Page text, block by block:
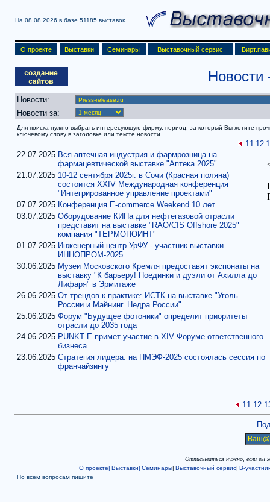
На 08.08.2026 в базе 51185 выставок
О проекте Выставки Семинары Выставочный сервис
Новости
Новости:
Новости за:
Для поиска нужно выбрать интересующую фирму, период, за который Вы хотите
ключевому слову в заголовке или тексте новости.
11 12
22.07.2025 Вся аптечная индустрия и фармрозница на
фармацевтической выставке "Аптека 2025"
21.07.2025 10-12 сентября 2025г. в Сочи (Красная поляна)
состоится XXIV Международная конференция
"Интегрированное управление проектами"
07.07.2025 Конференция Е-commerce Weekend 10 лет
03.07.2025 Оборудование КИПа для нефтегазовой отрасли
представит на выставке "RAO/CIS Offshore 2025"
компания "ТЕРМОПОИНТ"
01.07.2025 Инженерный центр УрФУ - участник выставки
ИННОПРОМ-2025
30.06.2025 Музеи Московского Кремля предоставят экспонаты на
выставку "К барьеру! Поединки и дуэли от Ахилла до
Лифаря" в Эрмитаже
26.06.2025 От трендов к практике: ИСТК на выставке "Уголь
России и Майнинг. Недра России"
25.06.2025 Форум "Будущее фотоники" определит приоритеты
отрасли до 2035 года
24.06.2025 PUNKT E примет участие в XIV Форуме ответственного
бизнеса
23.06.2025 Стратегия лидера: на ПМЭФ-2025 состоялась сессия по
франчайзингу
11 12
Отписываться нужно, если вы
О проекте| Выставки| Семинары| Выставочный сервис| В-
По всем вопросам пишите